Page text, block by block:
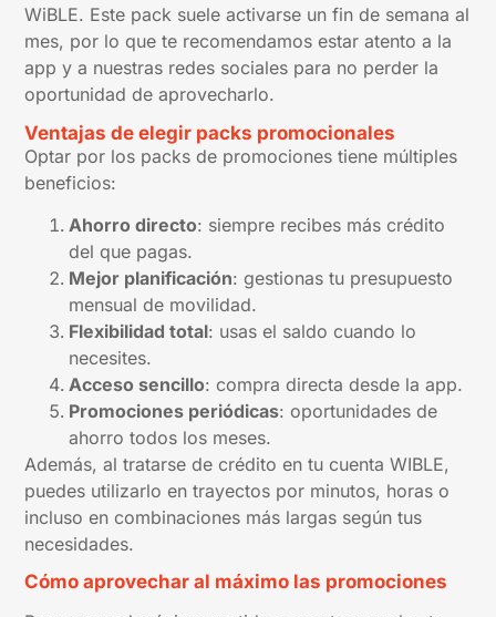
WiBLE. Este pack suele activarse un fin de semana al
mes, por lo que te recomendamos estar atento a la
app y a nuestras redes sociales para no perder la
oportunidad de aprovecharlo.
Ventajas de elegir packs promocionales
Optar por los packs de promociones tiene múltiples
beneficios:
Ahorro directo: siempre recibes más crédito
del que pagas.
Mejor planificación: gestionas tu presupuesto
mensual de movilidad.
Flexibilidad total: usas el saldo cuando lo
necesites.
Acceso sencillo: compra directa desde la app.
Promociones periódicas: oportunidades de
ahorro todos los meses.
Además, al tratarse de crédito en tu cuenta WIBLE,
puedes utilizarlo en trayectos por minutos, horas o
incluso en combinaciones más largas según tus
necesidades.
Cómo aprovechar al máximo las promociones